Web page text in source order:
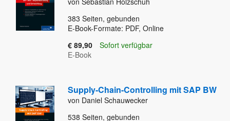
383 Seiten, gebunden
E-Book-Formate: PDF, Online
€ 89,90
Sofort verfügbar
E-Book
Supply-Chain-Controlling mit SAP BW
von Daniel Schauwecker
538 Seiten, gebunden